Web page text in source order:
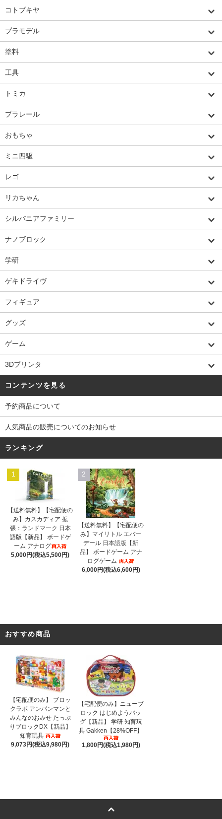
コトブキヤ
プラモデル
塗料
工具
トミカ
プラレール
おもちゃ
ミニ四駆
レゴ
リカちゃん
シルバニアファミリー
ナノブロック
学研
ゲキドライヴ
フィギュア
グッズ
ゲーム
3Dプリンタ
コンテンツを見る
予約商品について
人気商品の販売についてのお知らせ
ランキング
1
【送料無料】【宅配便の
み】カスカディア 拡
張：ランドマーク 日本
語版【新品】 ボードゲ
ーム アナログ
5,000円(税込5,500円)
2
【送料無料】【宅配便の
み】マイリトル エバー
デール 日本語版【新
品】 ボードゲーム アナ
ログゲーム
6,000円(税込6,600円)
おすすめ商品
【宅配便のみ】 ブロッ
クラボ アンパンマンと
みんなのおみせ たっぷ
りブロックDX【新品】
知育玩具
9,073円(税込9,980円)
【宅配便のみ】ニューブ
ロック はじめようバッ
グ【新品】 学研 知育玩
具 Gakken【28%OFF】
1,800円(税込1,980円)